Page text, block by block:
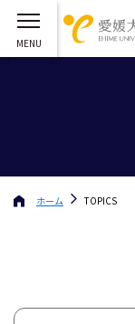
ホーム TOPICS